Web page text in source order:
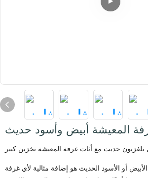
المعيشة أبيض وأسود حديث
حديث مع أثاث غرفة المعيشة تخزين كبير
أو الأسود الحديث هو إضافة مثالية لأي غرفة